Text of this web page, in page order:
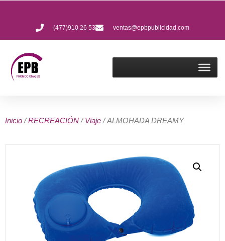
(477)910 26 53 ventas@epbpublicidad.com
Inicio /RECREACIÓN /Viaje / ALMOHADA DREAMY